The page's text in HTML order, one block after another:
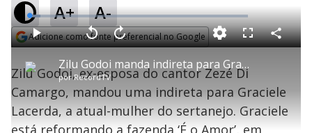
A+ A-
Adicione como fonte preferencial no Google
P
l
Zilu Godoi manda indireta para Graciele Lacerda sobre mudanças em fazenda em GO
porRecordTV
P V
t
a
r
0
e
g
n
A
n
ç
a
1
s
e
u
L
o
a
d
e
5
.
2
%
F
l
e
n
C
o
l
h
a
Zilu Godoi, ex-esposa do cantor Zezé Di
Camargo, mandou uma indireta para Graciele
Lacerda, a atual-mulher do sertanejo. Graciele
está reformando a fazenda ‘É o Amor’, em